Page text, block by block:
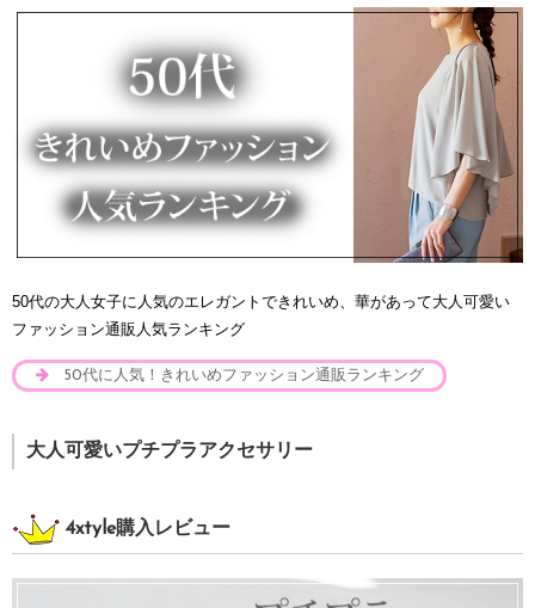
50代の大人女子に人気のエレガントできれいめ、華があって大人可愛い
ファッション通販人気ランキング
50代に人気！きれいめファッション通販ランキング
大人可愛いプチプラアクセサリー
4xtyle購入レビュー